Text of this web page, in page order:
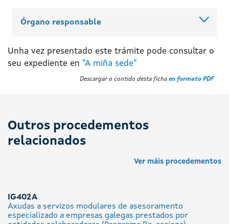
Órgano responsable
Unha vez presentado este trámite pode consultar o
seu expediente en "A miña sede"
Descargar o contido desta ficha en formato PDF
Outros procedementos
relacionados
Ver máis procedementos
IG402A
Axudas a servizos modulares de asesoramento
especializado a empresas galegas prestados por